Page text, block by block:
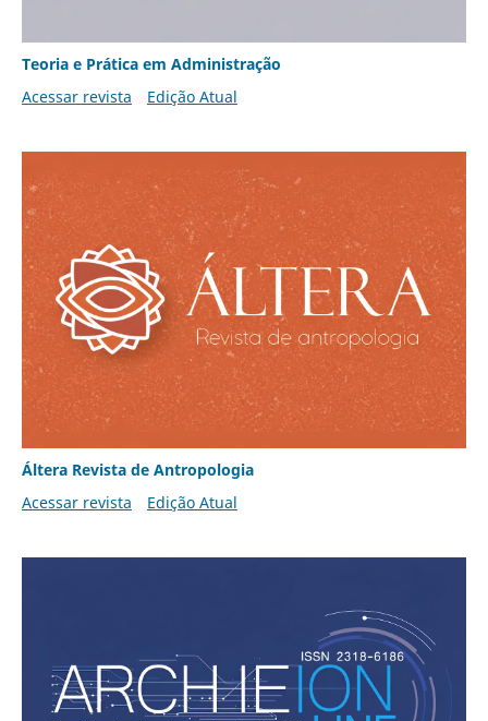
Teoria e Prática em Administração
Acessar revista
Edição Atual
Áltera Revista de Antropologia
Acessar revista
Edição Atual